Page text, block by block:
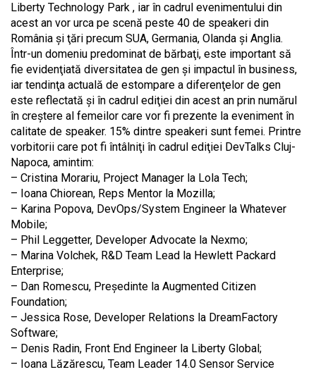
Liberty Technology Park , iar în cadrul evenimentului din
acest an vor urca pe scenă peste 40 de speakeri din
România şi ţări precum SUA, Germania, Olanda şi Anglia.
Într-un domeniu predominat de bărbaţi, este important să
fie evidenţiată diversitatea de gen şi impactul în business,
iar tendinţa actuală de estompare a diferenţelor de gen
este reflectată şi în cadrul ediţiei din acest an prin numărul
în creştere al femeilor care vor fi prezente la eveniment în
calitate de speaker. 15% dintre speakeri sunt femei. Printre
vorbitorii care pot fi întâlniţi în cadrul ediţiei DevTalks Cluj-
Napoca, amintim:
– Cristina Morariu, Project Manager la Lola Tech;
– Ioana Chiorean, Reps Mentor la Mozilla;
– Karina Popova, DevOps/System Engineer la Whatever
Mobile;
– Phil Leggetter, Developer Advocate la Nexmo;
– Marina Volchek, R&D Team Lead la Hewlett Packard
Enterprise;
– Dan Romescu, Președinte la Augmented Citizen
Foundation;
– Jessica Rose, Developer Relations la DreamFactory
Software;
– Denis Radin, Front End Engineer la Liberty Global;
– Ioana Lăzărescu, Team Leader 14.0 Sensor Service